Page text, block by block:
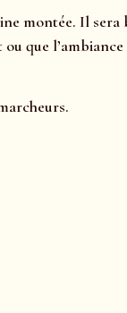
montée. Il sera
que l’ambiance